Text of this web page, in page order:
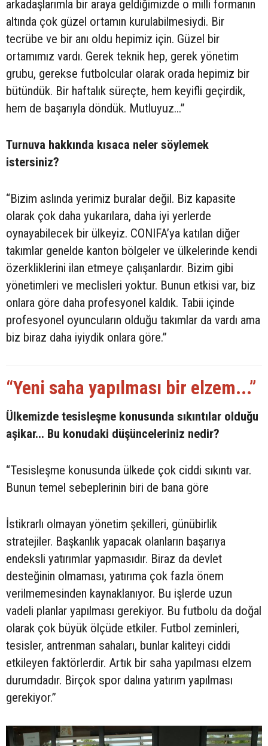
arkadaşlarımla bir araya geldiğimizde o milli formanın
altında çok güzel ortamın kurulabilmesiydi. Bir
tecrübe ve bir anı oldu hepimiz için. Güzel bir
ortamımız vardı. Gerek teknik hep, gerek yönetim
grubu, gerekse futbolcular olarak orada hepimiz bir
bütündük. Bir haftalık süreçte, hem keyifli geçirdik,
hem de başarıyla döndük. Mutluyuz...”
Turnuva hakkında kısaca neler söylemek
istersiniz?
“Bizim aslında yerimiz buralar değil. Biz kapasite
olarak çok daha yukarılara, daha iyi yerlerde
oynayabilecek bir ülkeyiz. CONIFA’ya katılan diğer
takımlar genelde kanton bölgeler ve ülkelerinde kendi
özerkliklerini ilan etmeye çalışanlardır. Bizim gibi
yönetimleri ve meclisleri yoktur. Bunun etkisi var, biz
onlara göre daha profesyonel kaldık. Tabii içinde
profesyonel oyuncuların olduğu takımlar da vardı ama
biz biraz daha iyiydik onlara göre.”
“Yeni saha yapılması bir elzem...”
Ülkemizde tesisleşme konusunda sıkıntılar olduğu
aşikar... Bu konudaki düşünceleriniz nedir?
“Tesisleşme konusunda ülkede çok ciddi sıkıntı var.
Bunun temel sebeplerinin biri de bana göre
İstikrarlı olmayan yönetim şekilleri, günübirlik
stratejiler. Başkanlık yapacak olanların başarıya
endeksli yatırımlar yapmasıdır. Biraz da devlet
desteğinin olmaması, yatırıma çok fazla önem
verilmemesinden kaynaklanıyor. Bu işlerde uzun
vadeli planlar yapılması gerekiyor. Bu futbolu da doğal
olarak çok büyük ölçüde etkiler. Futbol zeminleri,
tesisler, antrenman sahaları, bunlar kaliteyi ciddi
etkileyen faktörlerdir. Artık bir saha yapılması elzem
durumdadır. Birçok spor dalına yatırım yapılması
gerekiyor.”